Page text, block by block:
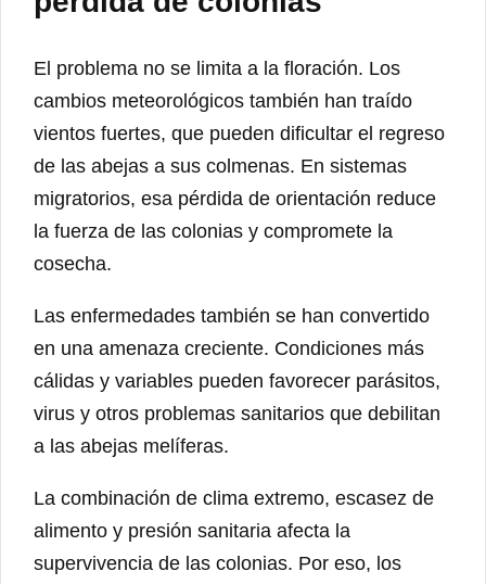
El problema no se limita a la floración. Los
cambios meteorológicos también han traído
vientos fuertes, que pueden dificultar el regreso
de las abejas a sus colmenas. En sistemas
migratorios, esa pérdida de orientación reduce
la fuerza de las colonias y compromete la
cosecha.
Las enfermedades también se han convertido
en una amenaza creciente. Condiciones más
cálidas y variables pueden favorecer parásitos,
virus y otros problemas sanitarios que debilitan
a las abejas melíferas.
La combinación de clima extremo, escasez de
alimento y presión sanitaria afecta la
supervivencia de las colonias. Por eso, los